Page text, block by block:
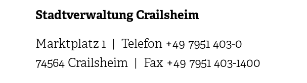
Stadtverwaltung Crailsheim
Marktplatz 1 | Telefon +49 7951 403-0
74564 Crailsheim | Fax +49 7951 403-1400